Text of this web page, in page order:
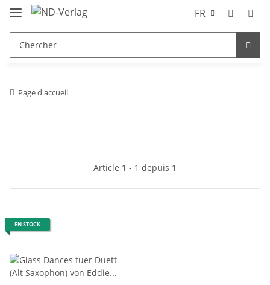
FR
Page d'accueil
Article 1 - 1 depuis 1
EN STOCK